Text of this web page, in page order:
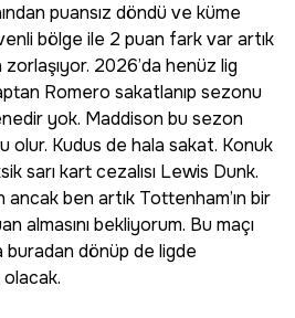
puansız döndü ve küme
bölge ile 2 puan fark var artık
2026’da henüz lig
Romero sakatlanıp sezonu
yok. Maddison bu sezon
olur. Kudus de hala sakat. Konuk
sarı kart cezalısı Lewis Dunk.
ben artık Tottenham’ın bir
almasını bekliyorum. Bu maçı
buradan dönüp de ligde